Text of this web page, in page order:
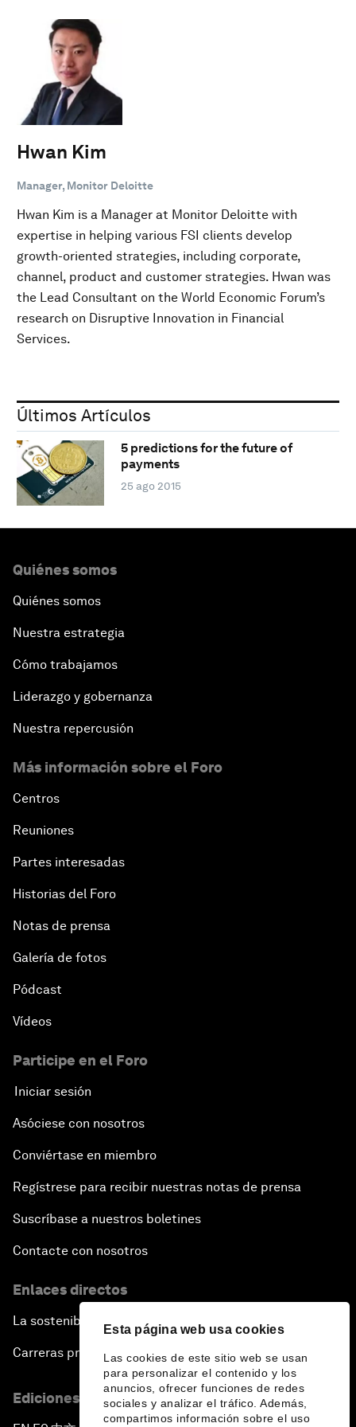
Esta página web usa cookies
Las cookies de este sitio web se usan
para personalizar el contenido y los
anuncios, ofrecer funciones de redes
sociales y analizar el tráfico. Además,
compartimos información sobre el uso
Hwan Kim
Manager, Monitor Deloitte
Hwan Kim is a Manager at Monitor Deloitte with
expertise in helping various FSI clients develop
growth-oriented strategies, including corporate,
channel, product and customer strategies. Hwan was
the Lead Consultant on the World Economic Forum’s
research on Disruptive Innovation in Financial
Services.
Últimos Artículos
5 predictions for the future of
payments
25 ago 2015
Quiénes somos
Quiénes somos
Nuestra estrategia
Cómo trabajamos
Liderazgo y gobernanza
Nuestra repercusión
Más información sobre el Foro
Centros
Reuniones
Partes interesadas
Historias del Foro
Notas de prensa
Galería de fotos
Pódcast
Vídeos
Participe en el Foro
Iniciar sesión
Asóciese con nosotros
Conviértase en miembro
Regístrese para recibir nuestras notas de prensa
Suscríbase a nuestros boletines
Contacte con nosotros
Enlaces directos
La sostenibilidad en el Foro
Carreras profesionales
Ediciones en otros idiomas